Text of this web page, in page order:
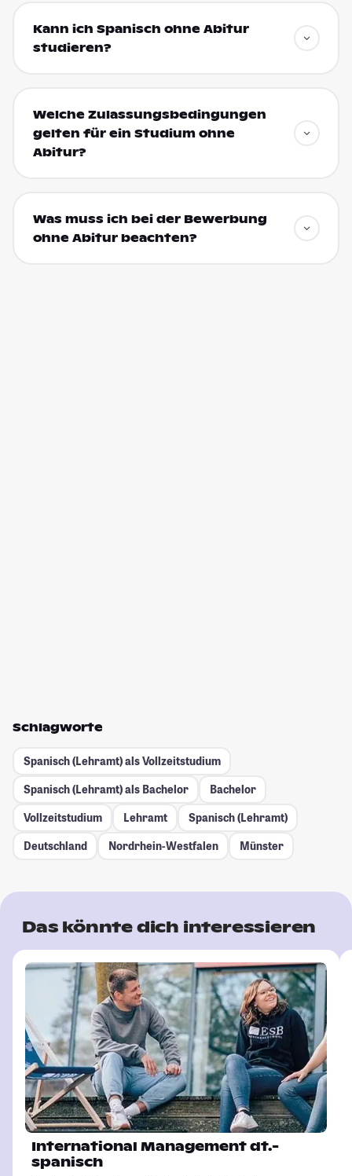
Kann ich Spanisch ohne Abitur
studieren?
Welche Zulassungsbedingungen
gelten für ein Studium ohne
Abitur?
Was muss ich bei der Bewerbung
ohne Abitur beachten?
Schlagworte
Spanisch (Lehramt) als Vollzeitstudium
Spanisch (Lehramt) als Bachelor
Bachelor
Vollzeitstudium
Lehramt
Spanisch (Lehramt)
Deutschland
Nordrhein-Westfalen Münster
Das könnte dich interessieren
International Management dt.-
spanisch